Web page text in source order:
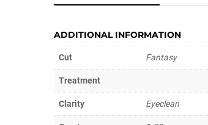
ADDITIONAL INFORMATION
Cut Fantasy
Treatment
Clarity Eyeclean